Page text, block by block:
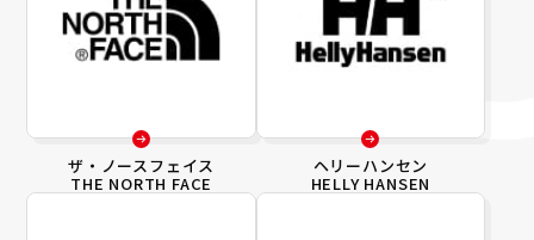
ザ・ノースフェイス
THE NORTH FACE
ヘリーハンセン
HELLY HANSEN